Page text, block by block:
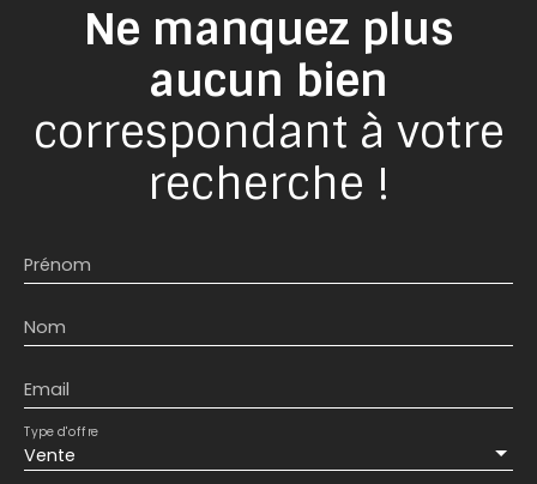
Ne manquez plus
aucun bien
correspondant à votre
recherche !
Prénom
Nom
Email
Vente
Type d'offre